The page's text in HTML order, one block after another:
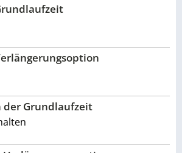
der Grundlaufzeit